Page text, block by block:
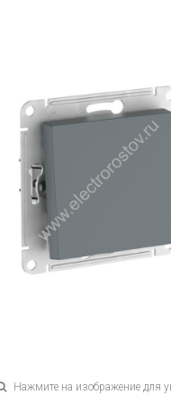
Нажмите на изображение для